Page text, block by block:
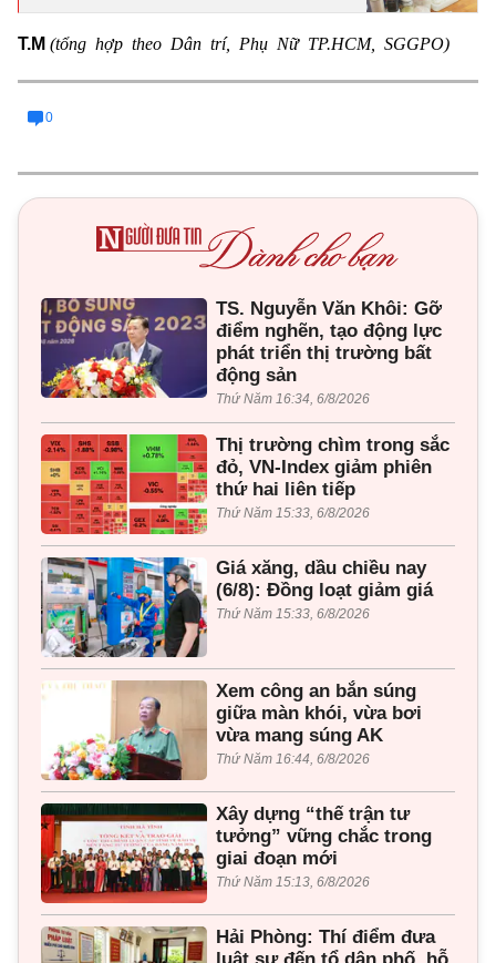
T.M (tổng hợp theo Dân trí, Phụ Nữ TP.HCM, SGGPO)
0
TS. Nguyễn Văn Khôi: Gỡ
điểm nghẽn, tạo động lực
phát triển thị trường bất
động sản
Thứ Năm 16:34, 6/8/2026
Thị trường chìm trong sắc
đỏ, VN-Index giảm phiên
thứ hai liên tiếp
Thứ Năm 15:33, 6/8/2026
Giá xăng, dầu chiều nay
(6/8): Đồng loạt giảm giá
Thứ Năm 15:33, 6/8/2026
Xem công an bắn súng
giữa màn khói, vừa bơi
vừa mang súng AK
Thứ Năm 16:44, 6/8/2026
Xây dựng “thế trận tư
tưởng” vững chắc trong
giai đoạn mới
Thứ Năm 15:13, 6/8/2026
Hải Phòng: Thí điểm đưa